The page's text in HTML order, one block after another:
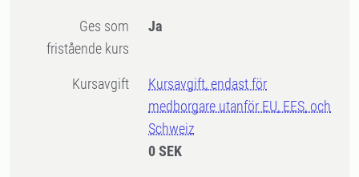
Ges som
fristående kurs
Ja
Kursavgift
Kursavgift, endast för
medborgare utanför EU, EES, och
Schweiz
0 SEK